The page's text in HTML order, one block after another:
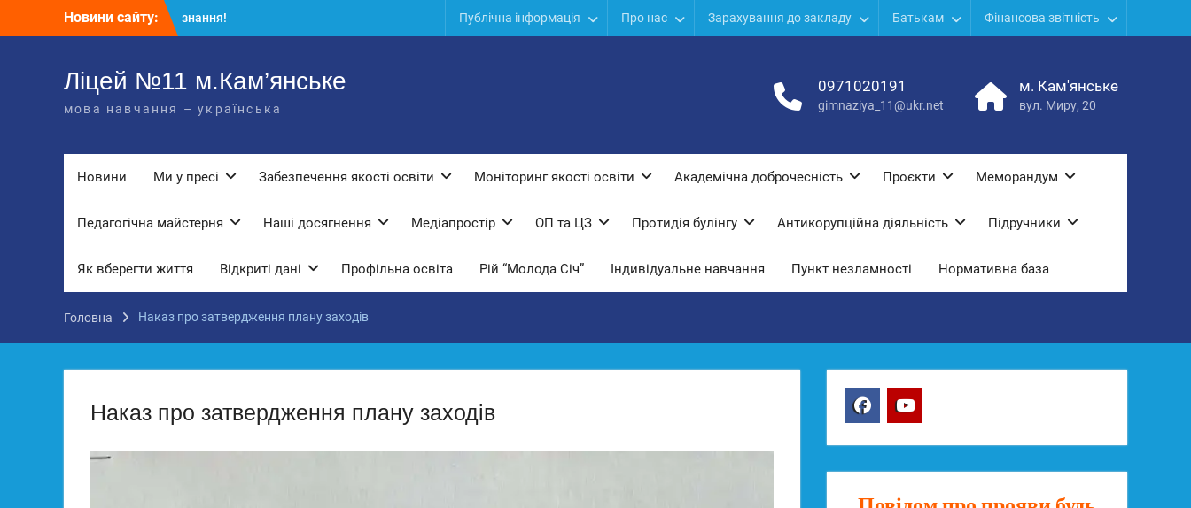
Новини сайту:
КЗ «Ліцей №11» запрошує до своєї
команди!
дітям і молоді виїхати з окупації
До Всесвітнього дня боротьби з
дитячою працею
Публічна інформація Про нас Зарахування до закладу Батькам Фінансова звітність
Ліцей №11 м.Кам’янське
мова навчання – українська
0971020191
gimnaziya_11@ukr.net
м. Кам'янське
вул. Миру, 20
Новини Ми у пресі Забезпечення якості освіти Моніторинг якості освіти Академічна доброчесність Проєкти Меморандум
Педагогічна майстерня Наші досягнення Медіапростір ОП та ЦЗ Протидiя булiнгу Антикорупційна діяльність Підручники
Як вберегти життя Відкриті дані Профільна освіта Рій “Молода Січ” Індивідуальне навчання Пункт незламності Нормативна база
Головна Наказ про затвердження плану заходів
Наказ про затвердження плану заходів